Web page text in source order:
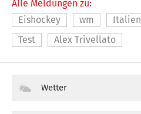
Alle Meldungen zu:
Eishockey
wm Italien
Test
Alex Trivellato
Wetter